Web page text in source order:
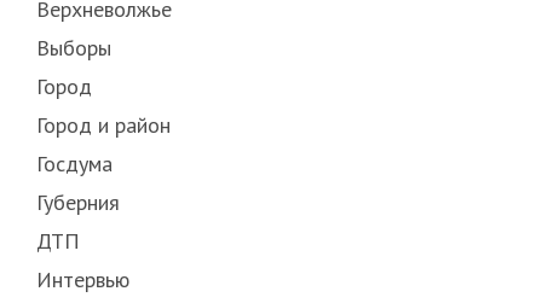
Верхневолжье
Выборы
Город
Город и район
Госдума
Губерния
ДТП
Интервью